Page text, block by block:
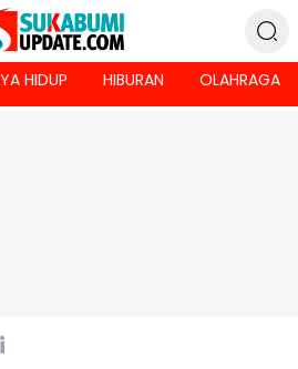
HIDUP HIBURAN OLAHRAGA